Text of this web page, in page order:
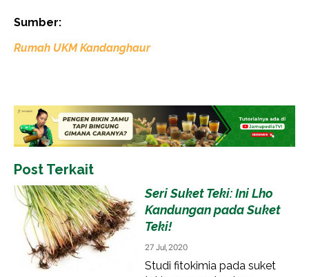
Sumber:
Rumah UKM Kandanghaur
Post Terkait
Seri Suket Teki: Ini Lho
Kandungan pada Suket
Teki!
27 Jul, 2020
Studi fitokimia pada suket